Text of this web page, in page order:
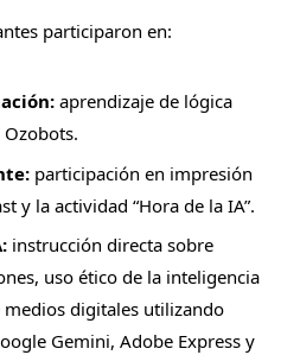
participaron en:
aprendizaje de lógica
Ozobots.
participación en impresión
y la actividad “Hora de la IA”.
instrucción directa sobre
uso ético de la inteligencia
digitales utilizando
Gemini, Adobe Express y